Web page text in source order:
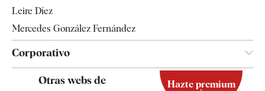
Leire Díez
Mercedes González Fernández
Corporativo
Contacto
Otras webs de Hazte premium